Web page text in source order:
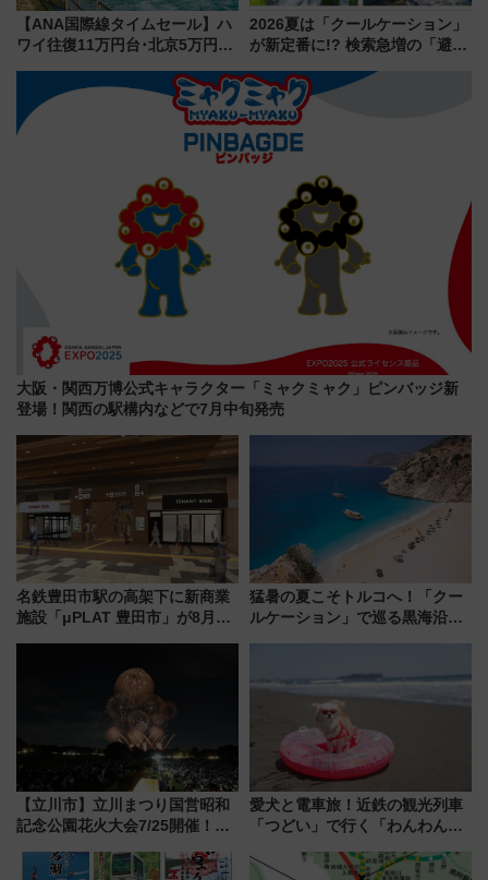
【ANA国際線タイムセール】ハ
ワイ往復11万円台･北京5万円台
来春のGW旅行まで狙える激ア
ツ路線まとめ（8/10まで）
2026夏は「クールケーション」
が新定番に!? 検索急増の「避暑
と移動を楽しむ、電車で行くお
すすめ観光情報も
大阪・関西万博公式キャラクター「ミャクミャク」ピンバッジ新
登場！関西の駅構内などで7月中旬発売
名鉄豊田市駅の高架下に新商業
施設「μPLAT 豊田市」が8月26
猛暑の夏こそトルコへ！「クー
ルケーション」で巡る黒海沿岸
ショジオも認める『2026年に訪
れるべき世界の旅先』
【立川市】立川まつり国営昭和
記念公園花火大会7/25開催！
混雑に要注意、その理由は
愛犬と電車旅！近鉄の観光列車
「つどい」で行く「わんわん列
める日帰りツアー